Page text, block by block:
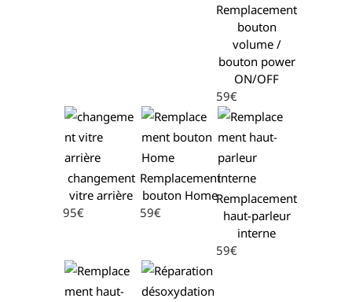
Remplacement
bouton
volume /
bouton power
ON/OFF
59€
changement
vitre arrière
95€
Remplacement
bouton Home
59€
Remplacement
haut-parleur
interne
59€